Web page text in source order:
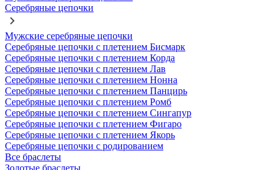
Серебряные цепочки
Мужские серебряные цепочки
Серебряные цепочки с плетением Бисмарк
Серебряные цепочки с плетением Корда
Серебряные цепочки с плетением Лав
Серебряные цепочки с плетением Нонна
Серебряные цепочки с плетением Панцирь
Серебряные цепочки с плетением Ромб
Серебряные цепочки с плетением Сингапур
Серебряные цепочки с плетением Фигаро
Серебряные цепочки с плетением Якорь
Серебряные цепочки с родированием
Все браслеты
Золотые браслеты